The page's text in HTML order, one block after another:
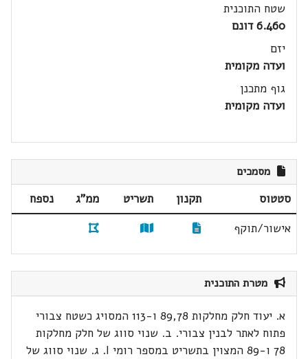
שטח התוכנית
6.460 דונם
יזם
ועדה מקומית
גוף מתכנן
ועדה מקומית
מסמכים
סטטוס תקנון תשריט ממ"ג
נספח
אישור/תוקף
מטרת התוכנית
א. יעוד חלק מחלקות 89,78 ו-113 המסויג כשטח צבורי
פתוח לאתר לבנין צבורי. ב. שנוי סווג של חלק מחלקות
78 ו-89 המצוין בתשריט במספר רומי I. ג. שנוי סווג של